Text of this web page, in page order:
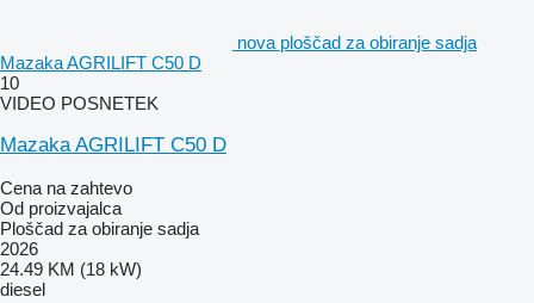
nova ploščad za obiranje sadja
Mazaka AGRILIFT C50 D
10
VIDEO POSNETEK
Mazaka AGRILIFT C50 D
Cena na zahtevo
Od proizvajalca
Ploščad za obiranje sadja
2026
24.49 KM (18 kW)
diesel